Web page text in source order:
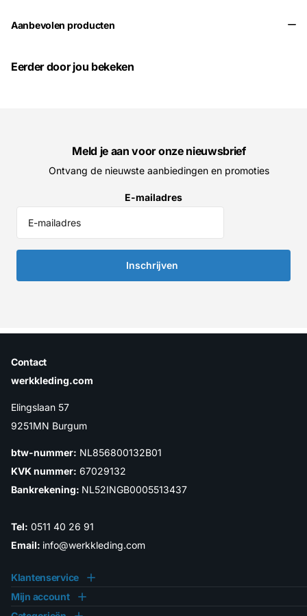
Aanbevolen producten
Eerder door jou bekeken
Meld je aan voor onze nieuwsbrief
Ontvang de nieuwste aanbiedingen en promoties
E-mailadres
Inschrijven
Klantenservice
Mijn account
Contact
werkkleding.com
Elingslaan 57
9251MN Burgum
btw-nummer: NL856800132B01
KVK nummer: 67029132
Bankrekening: NL52INGB0005513437
Tel: 0511 40 26 91
Email: info@werkkleding.com